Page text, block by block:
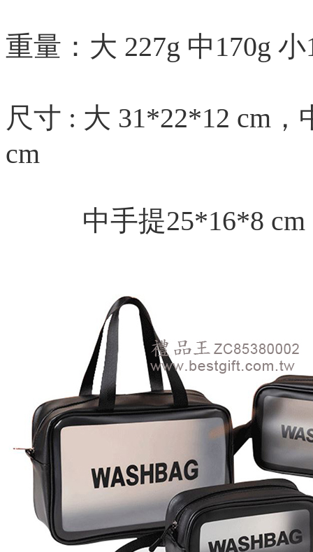
重量：大 227g 中170g 小
尺寸 : 大 31*22*12 cm
cm
中手提25*16*8 cm